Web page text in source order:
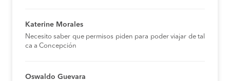
Katerine Morales
Necesito saber que permisos piden para poder viajar de tal
ca a Concepción
Oswaldo Guevara